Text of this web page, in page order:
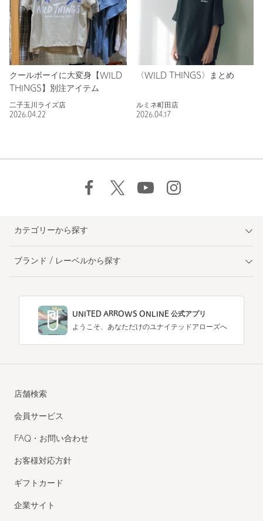
クールボーイに大変身【WILD
THINGS】別注アイテム
二子玉川ライズ店
2026.04.22
〈WILD THINGS〉まとめ
ルミネ町田店
2026.04.17
カテゴリーから探す
ブランド / レーベルから探す
UNITED ARROWS ONLINE 公式アプリ
ようこそ、あなただけのユナイテッドアローズへ
店舗検索
会員サービス
FAQ・お問い合わせ
お客様対応方針
ギフトカード
企業サイト